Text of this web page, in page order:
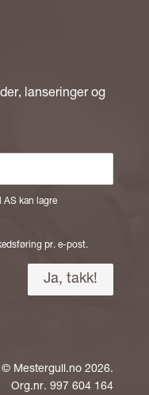
lanseringer og
AS kan lagre
pr. e-post.
© Mestergull.no 2026.
Org.nr. 997 604 164